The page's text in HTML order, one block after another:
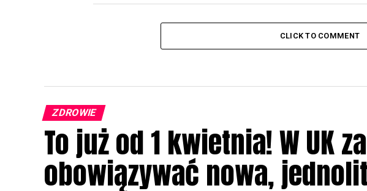
CLICK TO COMMENT
ZDROWIE
To już od 1 kwietnia! W UK
obowiązywać nowa,